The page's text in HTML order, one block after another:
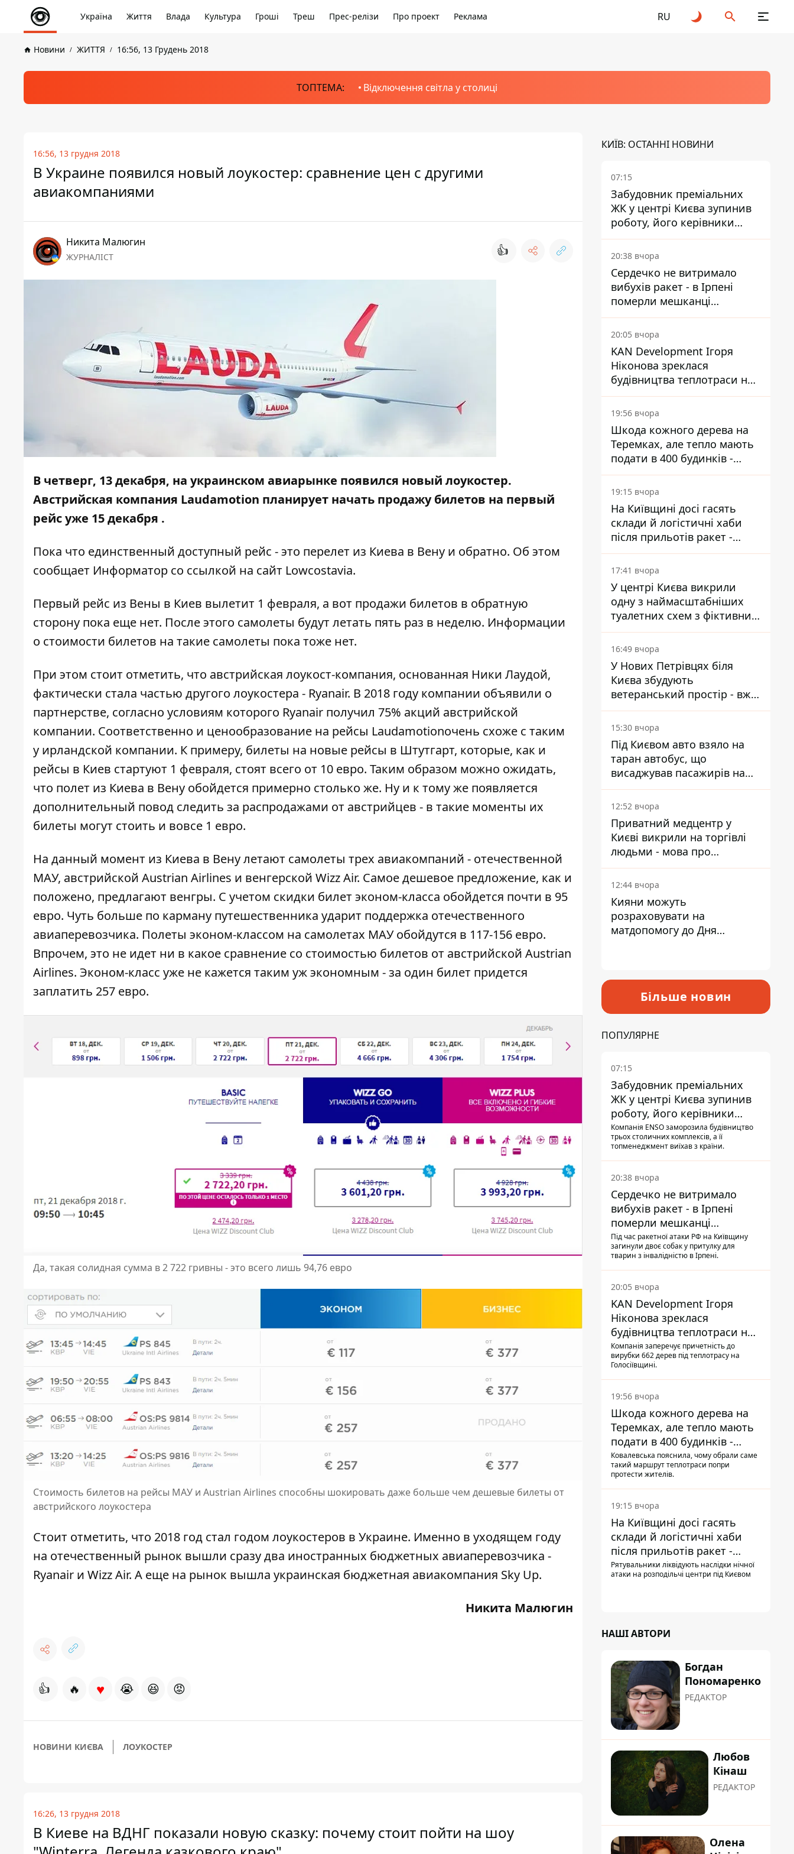
Україна Життя Влада Культура Гроші Треш Прес-релізи Про проект Реклама RU
Новини ЖИТТЯ 16:56, 13 Грудень 2018
ТОПТЕМА: Відключення світла у столиці
16:56, 13 грудня 2018
В Украине появился новый лоукостер: сравнение цен с другими
авиакомпаниями
Никита Малюгин
ЖУРНАЛІСТ 👍
В четверг, 13 декабря, на украинском авиарынке появился новый лоукостер.
Австрийская компания Laudamotion планирует начать продажу билетов на первый
рейс уже 15 декабря .
Пока что единственный доступный рейс - это перелет из Киева в Вену и обратно. Об этом
сообщает Информатор со ссылкой на сайт Lowcostavia.
Первый рейс из Вены в Киев вылетит 1 февраля, а вот продажи билетов в обратную
сторону пока еще нет. После этого самолеты будут летать пять раз в неделю. Информации
о стоимости билетов на такие самолеты пока тоже нет.
При этом стоит отметить, что австрийская лоукост-компания, основанная Ники Лаудой,
фактически стала частью другого лоукостера - Ryanair. В 2018 году компании объявили о
партнерстве, согласно условиям которого Ryanair получил 75% акций австрийской
компании. Соответственно и ценообразование на рейсы Laudamotionочень схоже с таким
у ирландской компании. К примеру, билеты на новые рейсы в Штутгарт, которые, как и
рейсы в Киев стартуют 1 февраля, стоят всего от 10 евро. Таким образом можно ожидать,
что полет из Киева в Вену обойдется примерно столько же. Ну и к тому же появляется
дополнительный повод следить за распродажами от австрийцев - в такие моменты их
билеты могут стоить и вовсе 1 евро.
На данный момент из Киева в Вену летают самолеты трех авиакомпаний - отечественной
МАУ, австрийской Austrian Airlines и венгерской Wizz Air. Самое дешевое предложение, как и
положено, предлагают венгры. С учетом скидки билет эконом-класса обойдется почти в 95
евро. Чуть больше по карману путешественника ударит поддержка отечественного
авиаперевозчика. Полеты эконом-классом на самолетах МАУ обойдутся в 117-156 евро.
Впрочем, это не идет ни в какое сравнение со стоимостью билетов от австрийской Austrian
Airlines. Эконом-класс уже не кажется таким уж экономным - за один билет придется
заплатить 257 евро.
Да, такая солидная сумма в 2 722 гривны - это всего лишь 94,76 евро
Стоимость билетов на рейсы МАУ и Austrian Airlines способны шокировать даже больше чем дешевые билеты от
австрийского лоукостера
Стоит отметить, что 2018 год стал годом лоукостеров в Украине. Именно в уходящем году
на отечественный рынок вышли сразу два иностранных бюджетных авиаперевозчика -
Ryanair и Wizz Air. А еще на рынок вышла украинская бюджетная авиакомпания Sky Up.
Никита Малюгин
👍 🔥 ♥ 😭 😆 😡
НОВИНИ КИЄВА ЛОУКОСТЕР
16:26, 13 грудня 2018
В Киеве на ВДНГ показали новую сказку: почему стоит пойти на шоу
КИЇВ: ОСТАННІ НОВИНИ
07:15
Забудовник преміальних
ЖК у центрі Києва зупинив
роботу, його керівники
втекли з України - Bihus.info
20:38 вчора
Сердечко не витримало
вибухів ракет - в Ірпені
померли мешканці
притулку для собак з
інвалідністю
20:05 вчора
KAN Development Ігоря
Ніконова зреклася
будівництва теплотраси на
Теремках
19:56 вчора
Шкода кожного дерева на
Теремках, але тепло мають
подати в 400 будинків -
депутатка Київради
19:15 вчора
На Київщині досі гасять
склади й логістичні хаби
після прильотів ракет -
ДСНС
17:41 вчора
У центрі Києва викрили
одну з наймасштабніших
туалетних схем з фіктивним
будинком
16:49 вчора
У Нових Петрівцях біля
Києва збудують
ветеранський простір - вже
знайшли проєктанта
15:30 вчора
Під Києвом авто взяло на
таран автобус, що
висаджував пасажирів на
зупинці - пасажирка в
лікарні
12:52 вчора
Приватний медцентр у
Києві викрили на торгівлі
людьми - мова про
сурогатне материнство
12:44 вчора
Кияни можуть
розраховувати на
матдопомогу до Дня
Більше новин
ПОПУЛЯРНЕ
07:15
Забудовник преміальних
ЖК у центрі Києва зупинив
роботу, його керівники
втекли з України - Bihus.info
Компанія ENSO заморозила будівництво
трьох столичних комплексів, а її
топменеджмент виїхав з країни.
20:38 вчора
Сердечко не витримало
вибухів ракет - в Ірпені
померли мешканці
притулку для собак з
інвалідністю
Під час ракетної атаки РФ на Київщину
загинули двоє собак у притулку для
тварин з інвалідністю в Ірпені.
20:05 вчора
KAN Development Ігоря
Ніконова зреклася
будівництва теплотраси на
Теремках
Компанія заперечує причетність до
вирубки 662 дерев під теплотрасу на
Голосіївщині.
19:56 вчора
Шкода кожного дерева на
Теремках, але тепло мають
подати в 400 будинків -
депутатка Київради
Ковалевська пояснила, чому обрали саме
такий маршрут теплотраси попри
протести жителів.
19:15 вчора
На Київщині досі гасять
склади й логістичні хаби
після прильотів ракет -
ДСНС
Рятувальники ліквідують наслідки нічної
атаки на розподільчі центри під Києвом
НАШІ АВТОРИ
Богдан
Пономаренко
РЕДАКТОР
Любов
Кінаш
РЕДАКТОР
Олена